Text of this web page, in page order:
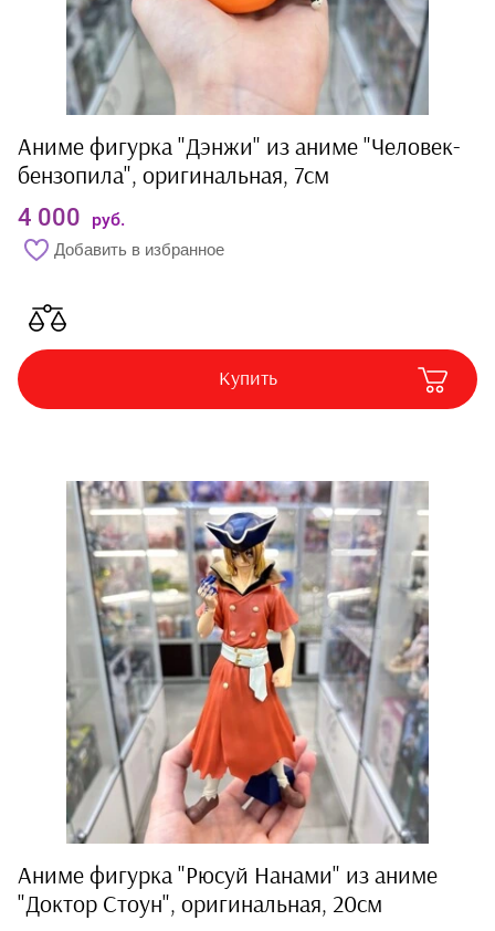
Аниме фигурка "Дэнжи" из аниме "Человек-
бензопила", оригинальная, 7см
4 000 руб.
Добавить в избранное
Купить
Аниме фигурка "Рюсуй Нанами" из аниме
"Доктор Стоун", оригинальная, 20см